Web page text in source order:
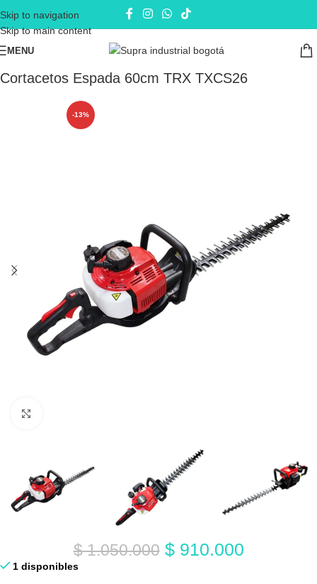
Skip to navigation
Skip to main content
MENU
Inicio AgroJardines Cortacetos
Cortacetos Espada 60cm TRX TXCS26
-13%
$1.050.000 $910.000
1 disponibles